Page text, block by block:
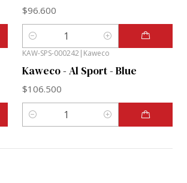
$96.600
Cantidad
KAW-SPS-000242| Kaweco
Kaweco - Al Sport - Blue
$106.500
Cantidad